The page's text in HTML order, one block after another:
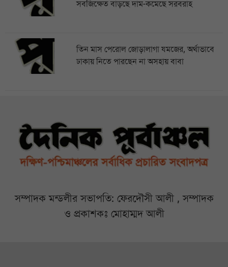
সবজিক্ষেত বাড়ছে দাম-কমেছে সরবরাহ
তিন মাস পেরোল জোড়ালাগা যমজের, অর্থাভাবে
ঢাকায় নিতে পারছেন না অসহায় বাবা
সম্পাদক মন্ডলীর সভাপতি: ফেরদৌসী আলী , সম্পাদক
ও প্রকাশকঃ মোহাম্মদ আলী